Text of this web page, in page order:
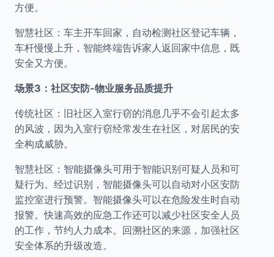
方便。
智慧社区：车主开车回家，自动检测社区登记车辆，
车杆慢慢上升，智能终端告诉家人返回家中信息，既
安全又方便。
场景3：社区安防-物业服务品质提升
传统社区：旧社区入室行窃的消息几乎不会引起太多
的风波，因为入室行窃经常发生在社区，对居民的安
全构成威胁。
智慧社区：智能摄像头可用于智能识别可疑人员和可
疑行为。经过识别，智能摄像头可以自动对小区安防
监控室进行预警。智能摄像头可以在危险发生时自动
报警。快速高效的应急工作还可以减少社区安全人员
的工作，节约人力成本。回溯社区的来源，加强社区
安全体系的升级改造。